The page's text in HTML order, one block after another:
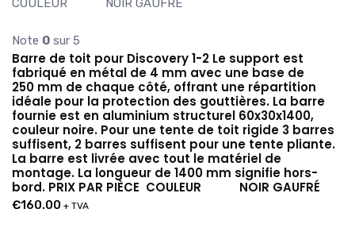
Note 0 sur 5
Barre de toit pour Discovery 1-2 Le support est
fabriqué en métal de 4 mm avec une base de
250 mm de chaque côté, offrant une répartition
idéale pour la protection des gouttières. La barre
fournie est en aluminium structurel 60x30x1400,
couleur noire. Pour une tente de toit rigide 3 barres
suffisent, 2 barres suffisent pour une tente pliante.
La barre est livrée avec tout le matériel de
montage. La longueur de 1400 mm signifie hors-
bord. PRIX PAR PIÈCE COULEUR NOIR GAUFRÉ
€160.00 + TVA